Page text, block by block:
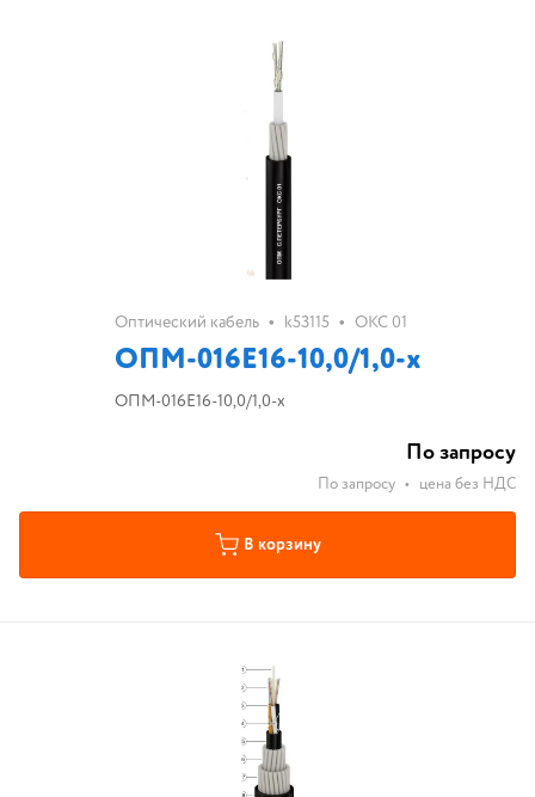
Оптический кабель • k53115 • ОКС 01
ОПМ-016E16-10,0/1,0-х
ОПМ-016E16-10,0/1,0-х
По запросу
По запросу • цена без НДС
В корзину